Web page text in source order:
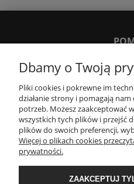
MOJE
PŁATNOŚCI
Dbamy o Twoją
Pliki cookies i pokrewne im
działanie strony i pomagają
potrzeb. Możesz zaakceptować
wszystkich tych plików i przejść
plików do swoich preferencji,
Więcej o plikach cookies
prywatności.
ZAAKCEPTUJ